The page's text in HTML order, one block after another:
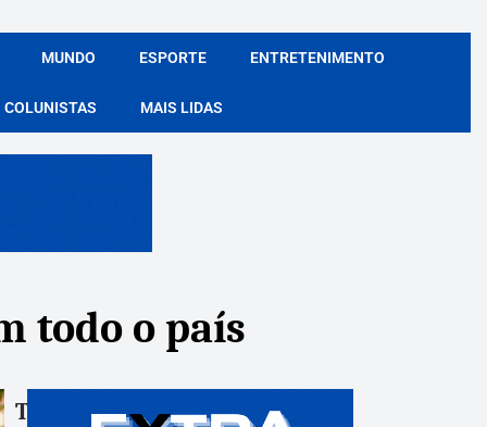
MUNDO ESPORTE ENTRETENIMENTO
COLUNISTAS MAIS LIDAS
todo o país
Tags:Compartile: